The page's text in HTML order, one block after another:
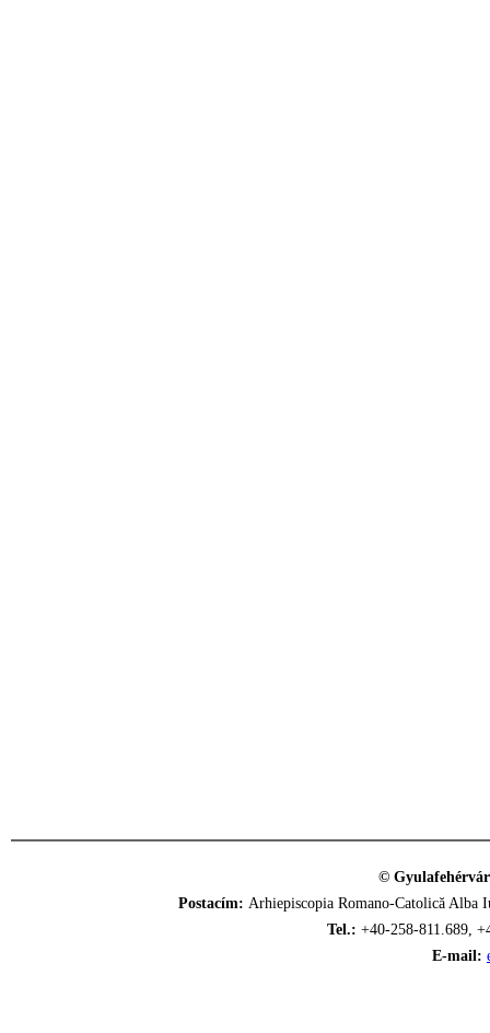
©
Postacím: Arhiepiscopia Romano-Catolică
Tel.: +40-258-811.689,
E-mail: